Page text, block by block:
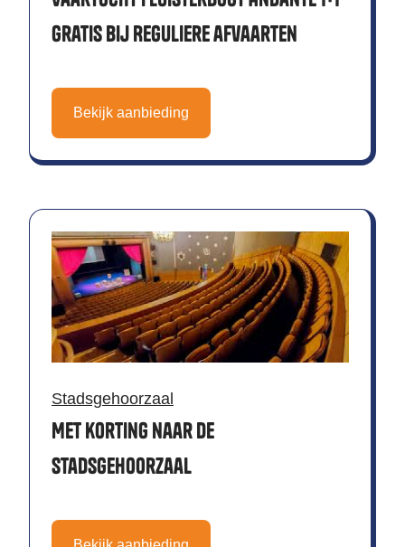
gratis bij Reguliere afvaarten
Bekijk aanbieding
Stadsgehoorzaal
Met korting naar de
Stadsgehoorzaal